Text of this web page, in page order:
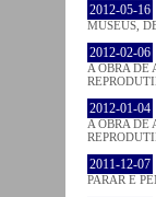
2012-05-16
MUSEUS,
2012-02-06
A OBRA DE
2012-01-04
A OBRA DE
2011-12-07
PARAR E